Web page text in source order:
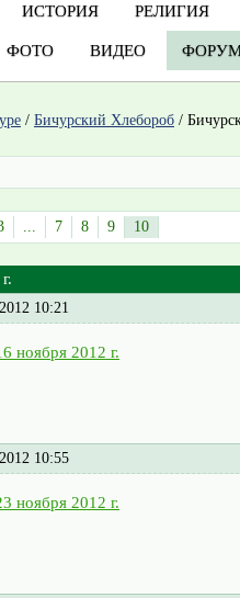
ИСТОРИЯ РЕЛИГИЯ
ФОТО ВИДЕО
/ Бичурский Хлебороб /
7 8 9 10
10:21
ноября 2012 г.
10:55
ноября 2012 г.